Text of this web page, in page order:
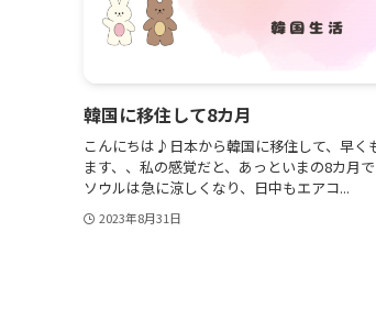
韓国に移住して8カ月
こんにちは♪日本から韓国に移住して、早く
ます、、私の感覚だと、あっといまの8カ月
ソウルは急に涼しくなり、日中もエアコ...
2023年8月31日